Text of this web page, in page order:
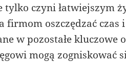
czyni łatwiejszym
firmom oszczędzać czas
w pozostałe kluczowe
mogą zogniskować